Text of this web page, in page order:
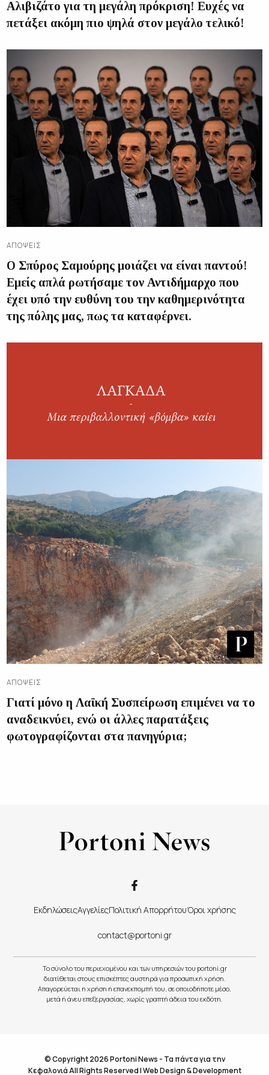
Αλιβιζάτο για τη μεγάλη πρόκριση! Ευχές να
πετάξει ακόμη πιο ψηλά στον μεγάλο τελικό!
ΑΠΌΨΕΙΣ
Ο Σπύρος Σαμούρης μοιάζει να είναι παντού!
Εμείς απλά ρωτήσαμε τον Αντιδήμαρχο που
έχει υπό την ευθύνη του την καθημερινότητα
της πόλης μας, πως τα καταφέρνει.
ΑΠΌΨΕΙΣ
Γιατί μόνο η Λαϊκή Συσπείρωση επιμένει να το
αναδεικνύει, ενώ οι άλλες παρατάξεις
φωτογραφίζονται στα πανηγύρια;
ΕκδηλώσειςΑγγελίεςΠολιτική ΑπορρήτουΌροι χρήσης
contact@portoni.gr
Το σύνολο του περιεχομένου και των υπηρεσιών του portoni.gr
διατίθεται στους επισκέπτες αυστηρά για προσωπική χρήση.
Απαγορεύεται η χρήση ή επανεκπομπή του, σε οποιοδήποτε μέσο,
μετά ή άνευ επεξεργασίας, χωρίς γραπτή άδεια του εκδότη.
© Copyright 2026 Portoni News - Τα πάντα για την
Κεφαλονιά All Rights Reserved |Web Design & Development